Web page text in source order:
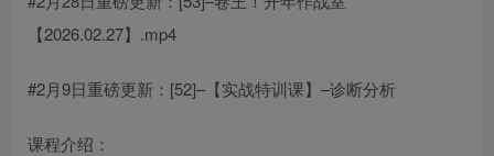
【2026.02.27】.mp4
#2月9日重磅更新：[52]–【实战特训课】–诊断分析
课程介绍：